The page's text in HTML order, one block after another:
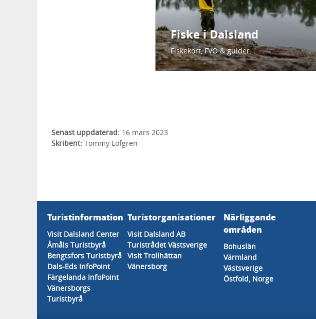
Fiske i Dalsland
Fiskekort, FVO & guider.
Senast uppdaterad: 16 mars 2023
Skribent: Tommy Löfgren
Turistinformation
Visit Dalsland Center
Åmåls Turistbyrå
Bengtsfors Turistbyrå
Dals-Eds InfoPoint
Färgelanda InfoPoint
Vänersborgs
Turistbyrå
Turistorganisationer
Visit Dalsland AB
Turistrådet Västsverige
Visit Trollhättan
Vänersborg
Närliggande
områden
Bohuslän
Värmland
Västsverige
Östfold, Norge